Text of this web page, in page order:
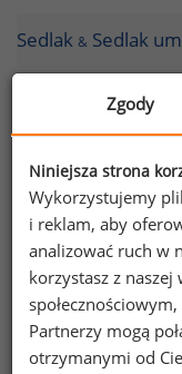
Sedlak & Sedlak
Wynagrodzenia w
wiosna/lato 2024
Podsumowanie
Wynagrodzeń
Podsumowujemy
Sedlak – wiosna/
Jak wprowadzać
powodować
Zgody
Niniejsza strona
Wykorzystujemy
i reklam, aby
analizować ruch w
korzystasz z
Partnerzy mogą
otrzymanymi od